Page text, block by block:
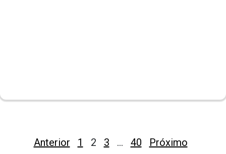
Paginação
Anterior 1 2 3 … 40 Próximo